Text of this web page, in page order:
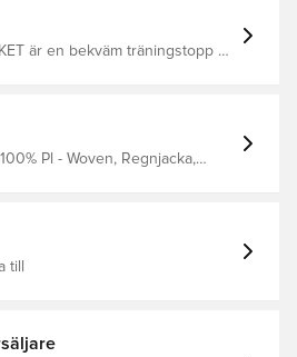
är en bekväm träningstopp av
dig skyddad från väder och
hjälper dig att hålla dig sval
snabbtorkande egenskaper.
Pl - Woven, Regnjacka,
till